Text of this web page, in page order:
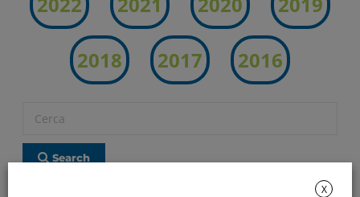
2018 2017 2016
Search
X